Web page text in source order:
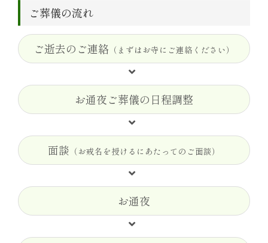
ご葬儀の流れ
ご逝去のご連絡 （まずはお寺にご連絡ください）
お通夜ご葬儀の日程調整
面談 （お戒名を授けるにあたってのご面談）
お通夜